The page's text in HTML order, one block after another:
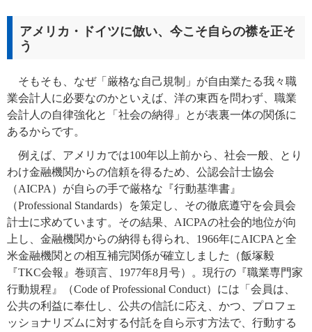
アメリカ・ドイツに倣い、今こそ自らの襟を正そ
う
そもそも、なぜ「厳格な自己規制」が自由業たる我々職
業会計人に必要なのかといえば、洋の東西を問わず、職業
会計人の自律強化と「社会の納得」とが表裏一体の関係に
あるからです。
例えば、アメリカでは100年以上前から、社会一般、とり
わけ金融機関からの信頼を得るため、公認会計士協会
（AICPA）が自らの手で厳格な『行動基準書』
（Professional Standards）を策定し、その徹底遵守を会員会
計士に求めています。その結果、AICPAの社会的地位が向
上し、金融機関からの納得も得られ、1966年にAICPAと全
米金融機関との相互補完関係が確立しました（飯塚毅
『TKC会報』巻頭言、1977年8月号）。現行の『職業専門家
行動規程』（Code of Professional Conduct）には「会員は、
公共の利益に奉仕し、公共の信託に応え、かつ、プロフェ
ッショナリズムに対する付託を自ら示す方法で、行動する